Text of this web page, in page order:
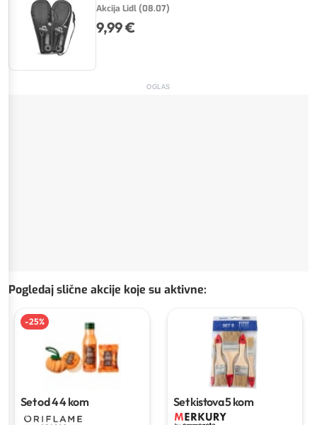
Akcija Lidl (08.07)
9,99 €
OGLAS
Pogledaj slične akcije koje su aktivne:
-25%
Set od 44 kom Set kistova5 kom